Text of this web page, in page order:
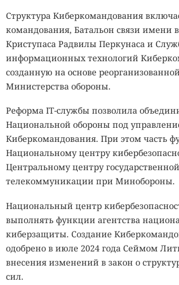
Структура Киберкомандования
командования, Батальон связи имени
Криступаса Радвилы Перкунаса и
информационных технологий
созданную на основе
Министерства обороны.
Реформа IT-службы позволила
Национальной обороны под
Киберкомандования. При этом часть
Национальному центру
Центральному центру государственной
телекоммуникации при Минобороны.
Национальный центр
выполнять функции агентства
киберзащиты. Создание
одобрено в июле 2024 года Сеймом
внесения изменений в закон о
сил.